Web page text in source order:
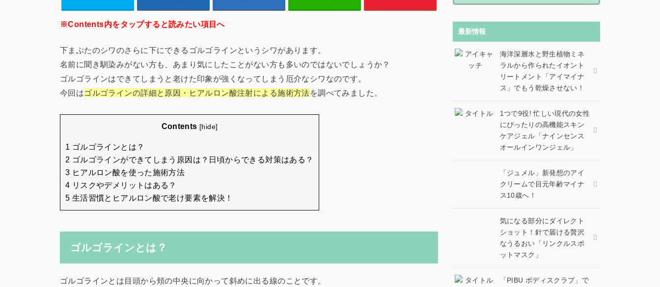
※Contents内をタップすると読みたい項目へ
下まぶたのシワのさらに下にできるゴルゴラインというシワがあります。
名前に聞き馴染みがない方も、あまり気にしたことがない方も多いのではないでしょうか？
ゴルゴラインはできてしまうと老けた印象が強くなってしまう厄介なシワなのです。
今回はゴルゴラインの詳細と原因・ヒアルロン酸注射による施術方法を調べてみました。
Contents [hide]
1 ゴルゴラインとは？
2 ゴルゴラインができてしまう原因は？日頃からできる対策はある？
3 ヒアルロン酸を使った施術方法
4 リスクやデメリットはある？
5 生活習慣とヒアルロン酸で老け要素を解決！
ゴルゴラインとは？
ゴルゴラインとは目頭から頬の中央に向かって斜めに出る線のことです。
最新情報
海洋深層水と野生植物ミネ
ラルから作られたイオント
リートメント「アイマイナ
ス」でもう乾燥させない！
1つで9役! 忙しい現代の女性
にぴったりの高機能スキン
ケアジェル「ナインセンス
オールインワンジェル」
「ジュメル」新発想のアイ
クリームで目元年齢マイナ
ス10歳へ！
気になる部分にダイレクト
ショット！針で届ける贅沢
なうるおい「リンクルスポ
ットマスク」
「PIBU ボディスクラブ」で